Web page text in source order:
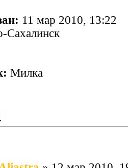
11 мар 2010, 13:22
Милка